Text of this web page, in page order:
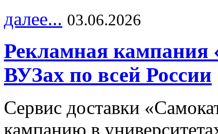
далее... 03.06.2026
Рекламная кампания
ВУЗах по всей России
Сервис доставки
кампанию в